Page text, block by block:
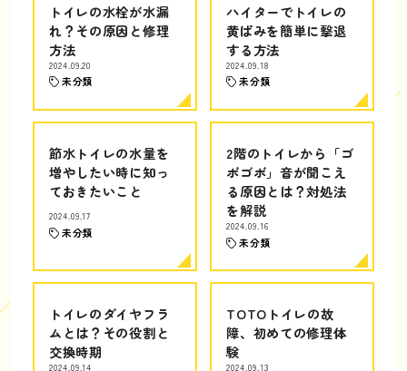
トイレの水栓が水漏
れ？その原因と修理
方法
2024.09.20
未分類
ハイターでトイレの
黄ばみを簡単に撃退
する方法
2024.09.18
未分類
節水トイレの水量を
増やしたい時に知っ
ておきたいこと
2024.09.17
未分類
2階のトイレから「ゴ
ボゴボ」音が聞こえ
る原因とは？対処法
を解説
2024.09.16
未分類
トイレのダイヤフラ
ムとは？その役割と
交換時期
2024.09.14
TOTOトイレの故
障、初めての修理体
験
2024.09.13